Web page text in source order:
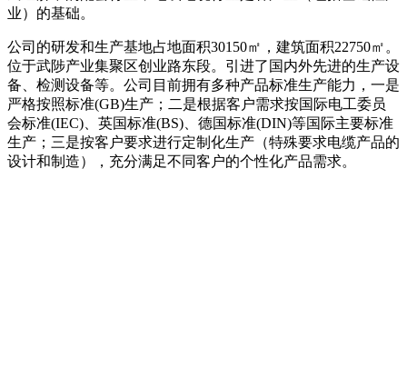
业）的基础。
公司的研发和生产基地占地面积30150㎡，建筑面积22750㎡。
位于武陟产业集聚区创业路东段。引进了国内外先进的生产设
备、检测设备等。公司目前拥有多种产品标准生产能力，一是
严格按照标准(GB)生产；二是根据客户需求按国际电工委员
会标准(IEC)、英国标准(BS)、德国标准(DIN)等国际主要标准
生产；三是按客户要求进行定制化生产（特殊要求电缆产品的
设计和制造），充分满足不同客户的个性化产品需求。